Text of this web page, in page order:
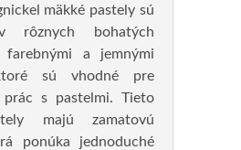
mäkké pastely sú
rôznych bohatých
farebnými a jemnými
sú vhodné pre
s pastelmi. Tieto
majú zamatovú
ponúka jednoduché